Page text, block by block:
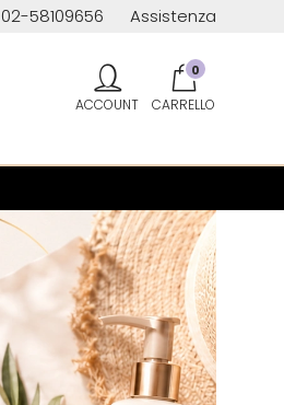
02-58109656 Assistenza
0